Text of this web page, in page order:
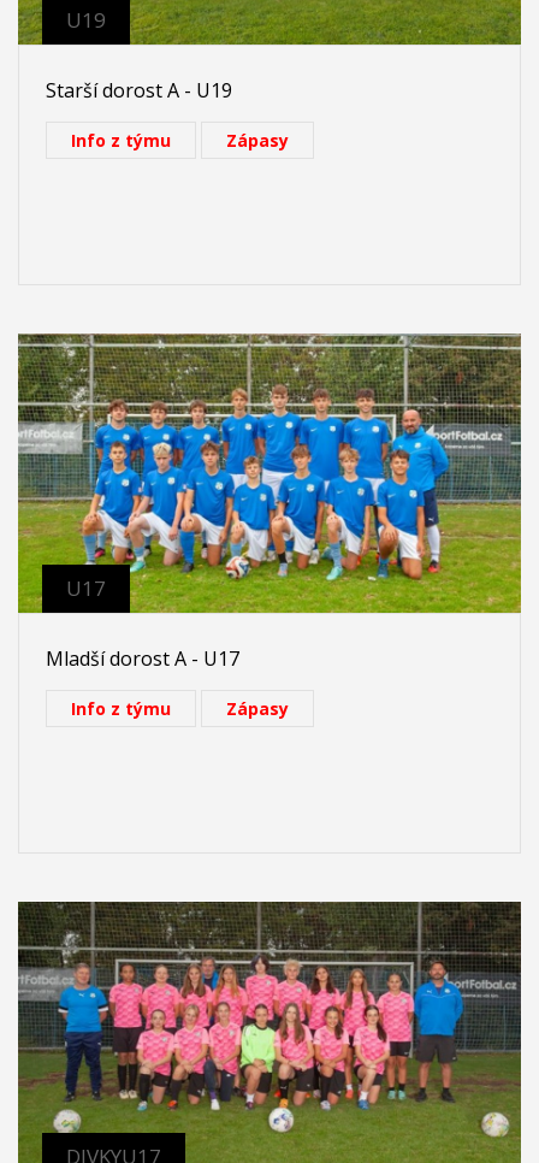
U19
Starší dorost A - U19
Info z týmu Zápasy
U17
Mladší dorost A - U17
Info z týmu Zápasy
DIVKYU17